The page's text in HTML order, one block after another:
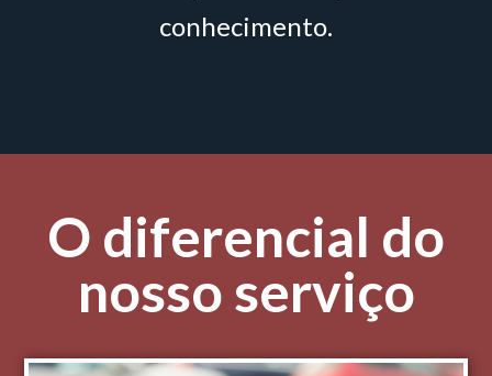
conhecimento.
O diferencial do
nosso serviço